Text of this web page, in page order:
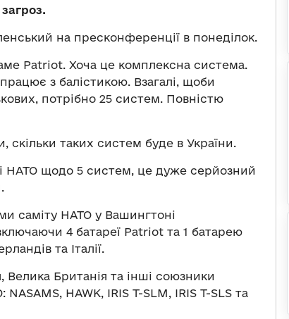
на пресконференції в понеділок.
Patriot. Хоча це комплексна система.
з балістикою. Взагалі, щоби
потрібно 25 систем. Повністю
таких систем буде в України.
НАТО щодо 5 систем, це дуже серйозний
саміту НАТО у Вашингтоні
4 батареї Patriot та 1 батарею
та Італії.
Велика Британія та інші союзники
HAWK, IRIS T-SLM, IRIS T-SLS та